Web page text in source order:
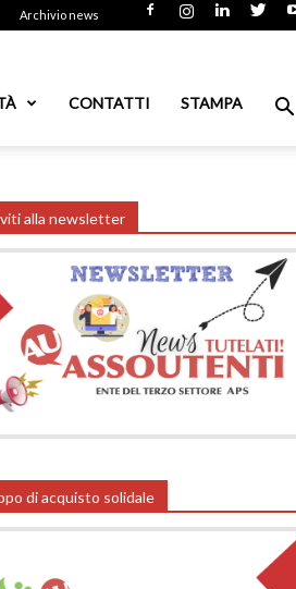
Archivio news
CONTATTI STAMPA
alla newsletter
di acquisto solidale